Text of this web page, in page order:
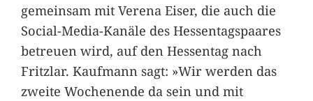
gemeinsam mit Verena Eiser, die auch die
Social-Media-Kanäle des Hessentagspaares
betreuen wird, auf den Hessentag nach
Fritzlar. Kaufmann sagt: »Wir werden das
zweite Wochenende da sein und mit